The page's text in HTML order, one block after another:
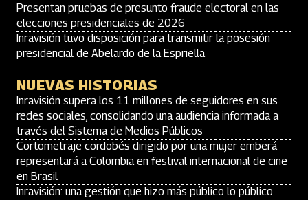
Presentan pruebas de presunto fraude electoral en las
elecciones presidenciales de 2026
Inravisión tuvo disposición para transmitir la posesión
presidencial de Abelardo de la Espriella
NUEVAS HISTORIAS
Inravisión supera los 11 millones de seguidores en sus
redes sociales, consolidando una audiencia informada a
través del Sistema de Medios Públicos
Cortometraje cordobés dirigido por una mujer emberá
representará a Colombia en festival internacional de cine
en Brasil
Inravisión: una gestión que hizo más público lo público